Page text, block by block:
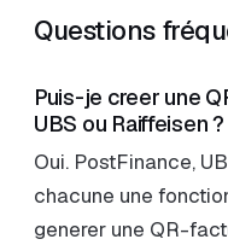
Questions
Puis-je creer une
UBS ou Raiffeisen ?
Oui. PostFinance,
chacune une
generer une QR-